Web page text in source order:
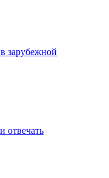
зарубежной
отвечать